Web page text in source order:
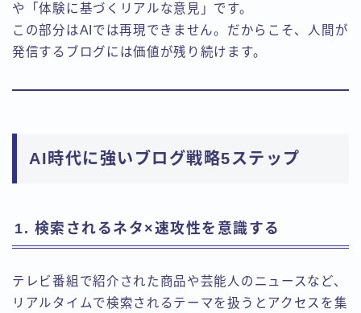
や「体験に基づくリアルな意見」です。
この部分はAIでは再現できません。だからこそ、人間が
発信するブログには価値が残り続けます。
AI時代に強いブログ戦略5ステップ
1. 検索されるネタ×速攻性を意識する
テレビ番組で紹介された商品や芸能人のニュースなど、
リアルタイムで検索されるテーマを扱うとアクセスを集